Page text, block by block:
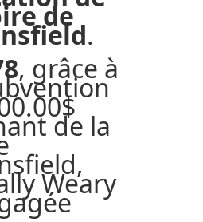
de
.
, grâce à
de la
Weary